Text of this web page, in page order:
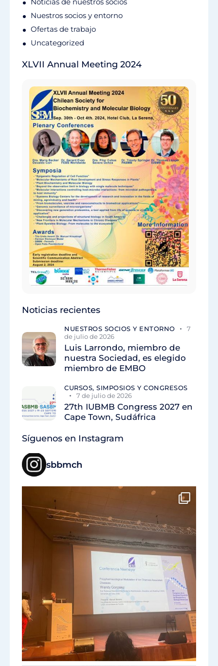
Nuestros socios y entorno
Ofertas de trabajo
Uncategorized
XLVII Annual Meeting 2024
Noticias recientes
NUESTROS SOCIOS Y ENTORNO
7
de julio de 2026
Luis Larrondo, miembro de
nuestra Sociedad, es elegido
miembro de EMBO
CURSOS, SIMPOSIOS Y CONGRESOS
7 de julio de 2026
27th IUBMB Congress 2027 en
Cape Town, Sudáfrica
Síguenos en Instagram
sbbmch